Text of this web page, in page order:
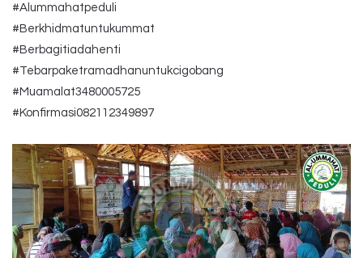
#Alummahatpeduli
#Berkhidmatuntukummat
#Berbagitiadahenti
#Tebarpaketramadhanuntukcigobang
#Muamalat3480005725
#Konfirmasi082112349897